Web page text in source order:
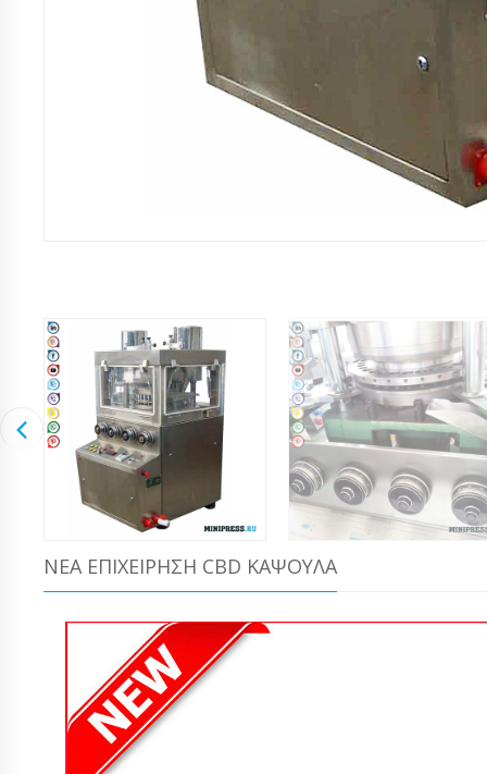
ΝΈΑ ΕΠΙΧΕΊΡΗΣΗ CBD ΚΆΨΟΥΛΑ